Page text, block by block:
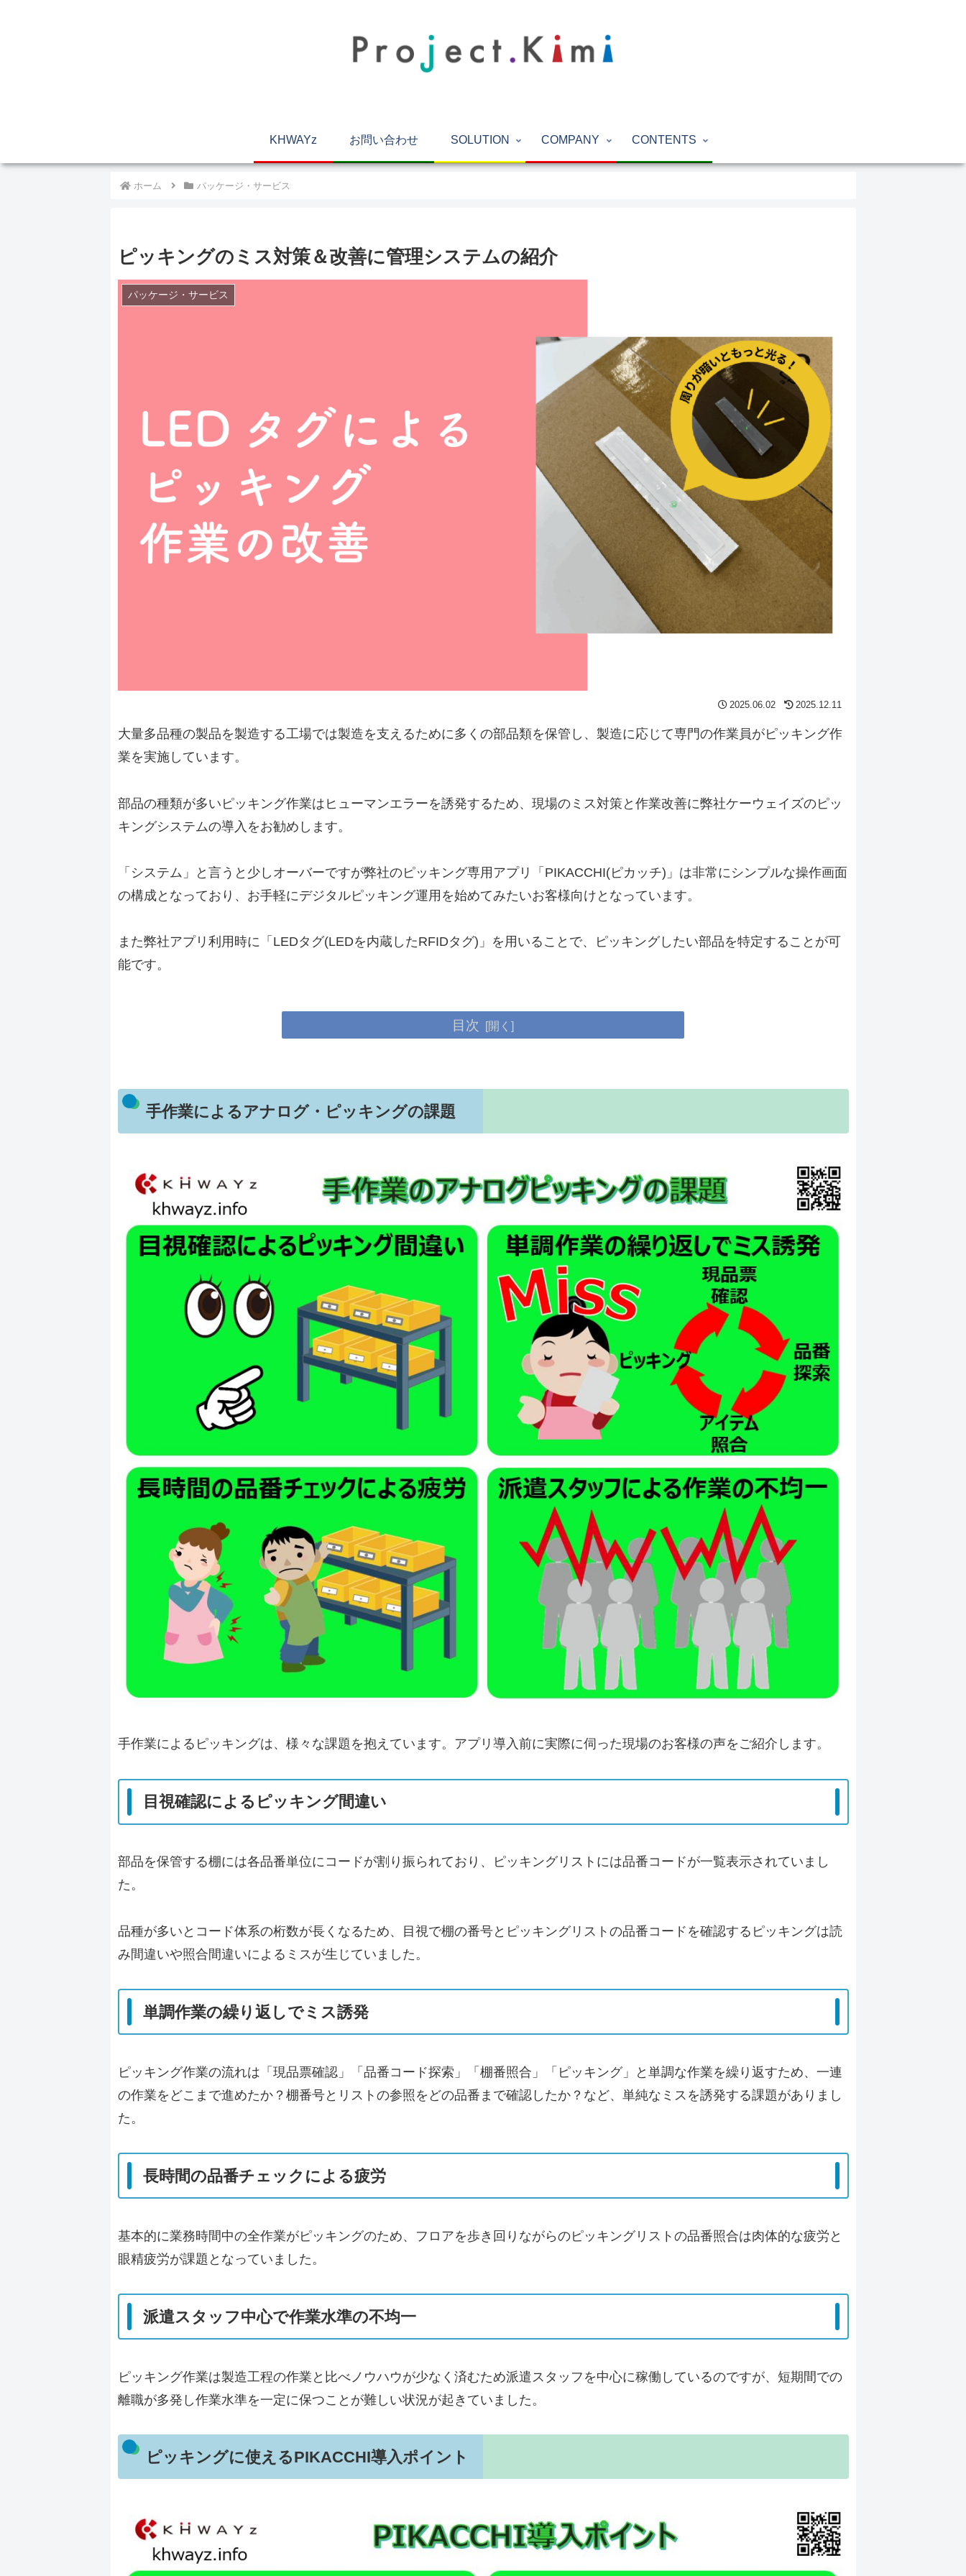
KHWAYz お問い合わせ SOLUTION COMPANY CONTENTS
ホーム パッケージ・サービス
ピッキングのミス対策＆改善に管理システムの紹介
パッケージ・サービス
2025.06.02 2025.12.11
大量多品種の製品を製造する工場では製造を支えるために多くの部品類を保管し、製造に応じて専門の作業員がピッキング作
業を実施しています。
部品の種類が多いピッキング作業は ヒューマンエラーを誘発するため、現場のミス対策と作業改善に弊社ケーウェイズのピッ
キングシステムの導入をお勧めします。
「システム」と言うと少しオーバーですが弊社のピッキング専用アプリ「 PIKACCHI(ピカッチ) 」は非常にシンプルな操作画面
の構成となっており、 お手軽にデジタルピッキング運用 を始めてみたいお客様向けとなっています。
また弊社アプリ利用時に「 LEDタグ(LEDを内蔵したRFIDタグ) 」を用いることで、ピッキングしたい部品を特定することが可
能です。
目次
手作業によるアナログ・ピッキングの課題
手作業によるピッキングは、様々な課題を抱えています。アプリ導入前に実際に伺った現場のお客様の声をご紹介します。
目視確認によるピッキング間違い
部品を保管する棚には各品番単位にコードが割り振られており、ピッキングリストには品番コードが一覧表示されていまし
た。
品種が多いと コード体系の桁数が長く なるため、目視で棚の番号とピッキングリストの品番コードを確認するピッキングは読
み間違いや照合間違いによるミスが生じていました。
単調作業の繰り返しでミス誘発
ピッキング作業の流れは「現品票確認」「品番コード探索」「棚番照合」「ピッキング」と単調な作業を繰り返すため、一連
の作業をどこまで進めたか？棚番号とリストの参照をどの品番まで確認したか？など、 単純なミスを誘発する課題がありまし
た。
長時間の品番チェックによる疲労
基本的に業務時間中の全作業がピッキングのため、フロアを歩き回りながらのピッキングリストの品番照合は肉体的な疲労と
眼精疲労が課題となっていました。
派遣スタッフ中心で作業水準の不均一
ピッキング作業は製造工程の作業と比べノウハウが少なく済むため派遣スタッフを中心に稼働しているのですが、 短期間での
離職が多発し作業水準を一定に保つことが難しい状況が起きていました。
ピッキングに使えるPIKACCHI導入ポイント